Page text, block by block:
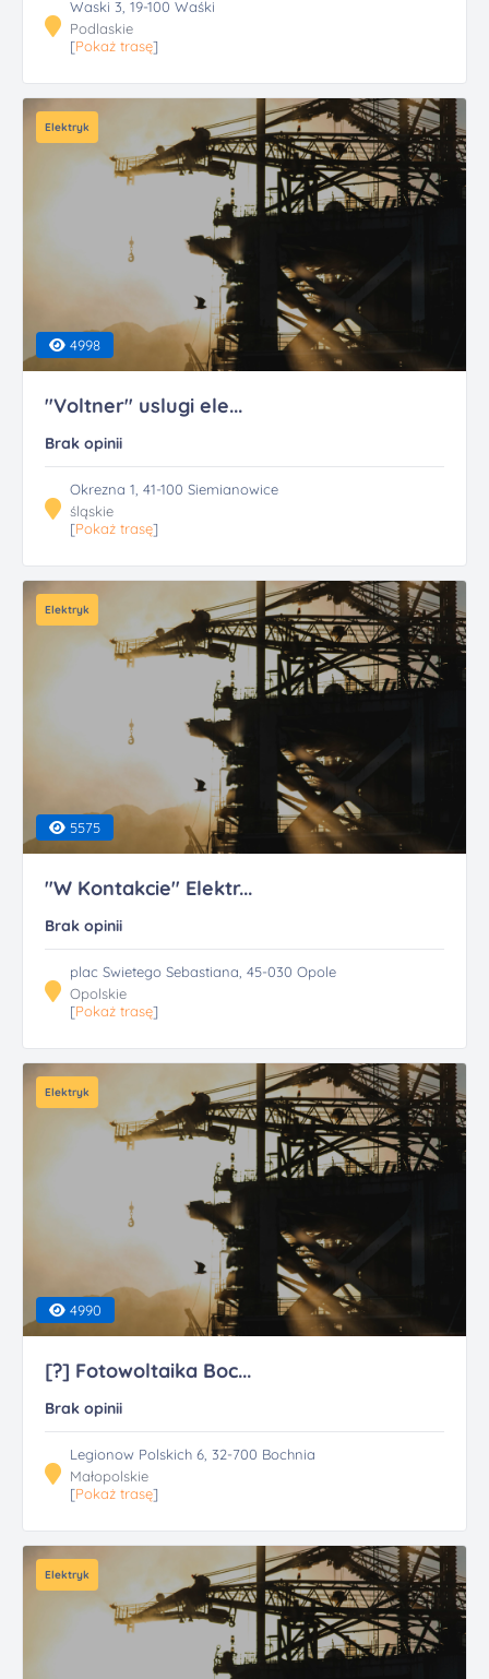
Waski 3, 19-100 Waśki
Podlaskie
[Pokaż trasę]
Elektryk
4998
"Voltner" uslugi ele...
Brak opinii
Okrezna 1, 41-100 Siemianowice
śląskie
[Pokaż trasę]
Elektryk
5575
"W Kontakcie" Elektr...
Brak opinii
plac Swietego Sebastiana, 45-030 Opole
Opolskie
[Pokaż trasę]
Elektryk
4990
[?] Fotowoltaika Boc...
Brak opinii
Legionow Polskich 6, 32-700 Bochnia
Małopolskie
[Pokaż trasę]
Elektryk